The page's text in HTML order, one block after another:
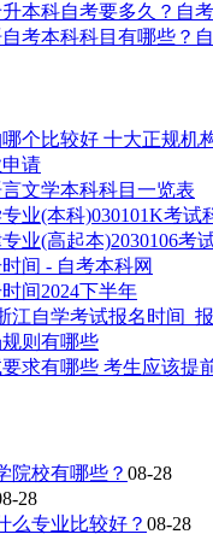
本科自考要多久？自
考本科科目有哪些？
个比较好 十大正规机
请
文学本科科目一览表
业(本科)030101K考试
业(高起本)2030106考
间 - 自考本科网
间2024下半年
江自学考试报名时间_
则有哪些
求有哪些 考生应该提
院校有哪些？ 08-28
28
么专业比较好？ 08-28